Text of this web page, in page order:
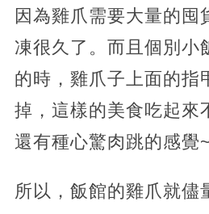
因為雞爪需要大量的囤
凍很久了。而且個別小
的時，雞爪子上面的指
掉，這樣的美食吃起來
還有種心驚肉跳的感覺
所以，飯館的雞爪就儘